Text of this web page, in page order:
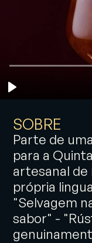
SOBRE
Parte de
para a
artesanal de
própria
"Selvagem
sabor" -